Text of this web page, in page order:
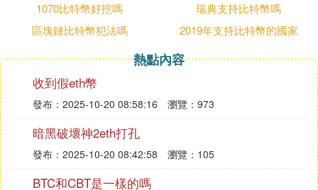
在中國，政府已經全面禁止了比特幣等虛擬貨幣的交
易。這是因為虛擬貨幣交易存在諸多風險，如價格暴
漲暴跌、市場投機行為嚴重、可能被用於非法活動
等。為了保護投資者的利益和金融市場的穩定，中國
政府採取了嚴格的監管措施。因此，在中國境內進行
虛擬貨幣交易是違法的，不受政府保護。
三、其他國家或地區對虛擬貨幣交易的態度
除了中國，世界上很多其他國家或地區也對虛擬貨幣
交易採取了嚴格的監管措施或禁止交易。這些措施主
1070比特幣好挖嗎
瑞典支持比特幣嗎
區塊鏈比特幣犯法嗎
2019年支持比特幣的國家
熱點內容
收到假eth幣
發布：2025-10-20 08:58:16 瀏覽：973
暗黑破壞神2eth打孔
發布：2025-10-20 08:42:58 瀏覽：105
BTC和CBT是一樣的嗎